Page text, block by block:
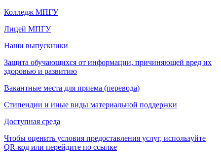
Колледж МПГУ
Лицей МПГУ
Наши выпускники
Защита обучающихся от информации, причиняющей вред их
здоровью и развитию
Вакантные места для приема (перевода)
Стипендии и иные виды материальной поддержки
Доступная среда
Чтобы оценить условия предоставления услуг, используйте
QR-код или перейдите по ссылке